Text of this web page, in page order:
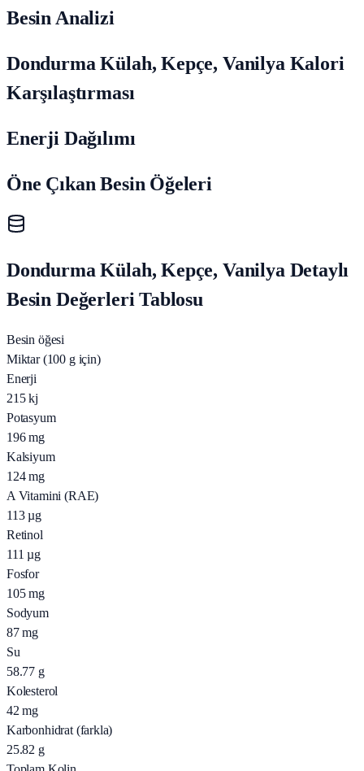
Besin Analizi
Dondurma Külah, Kepçe, Vanilya Kalori
Karşılaştırması
Enerji Dağılımı
Öne Çıkan Besin Öğeleri
Dondurma Külah, Kepçe, Vanilya Detaylı
Besin Değerleri Tablosu
Besin öğesi
Miktar (100 g için)
Enerji
215 kj
Potasyum
196 mg
Kalsiyum
124 mg
A Vitamini (RAE)
113 µg
Retinol
111 µg
Fosfor
105 mg
Sodyum
87 mg
Su
58.77 g
Kolesterol
42 mg
Karbonhidrat (farkla)
25.82 g